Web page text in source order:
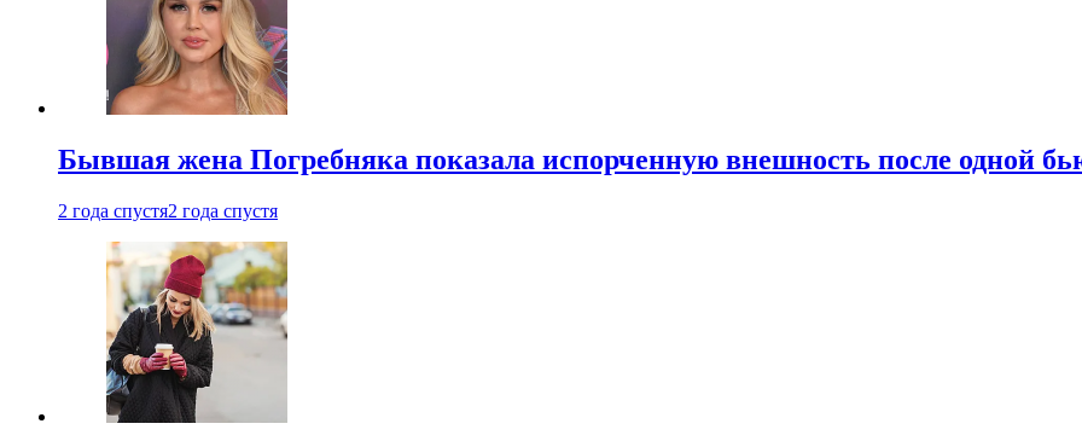
Бывшая жена Погребняка показала испорченную внешность после одной
2 года спустя2 года спустя